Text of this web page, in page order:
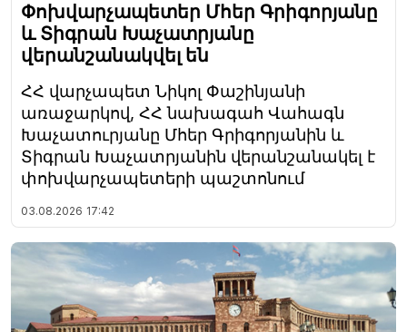
Փոխվարչապետեր Մհեր Գրիգորյանը
և Տիգրան Խաչատրյանը
վերանշանակվել են
ՀՀ վարչապետ Նիկոլ Փաշինյանի
առաջարկով, ՀՀ նախագահ Վահագն
Խաչատուրյանը Մհեր Գրիգորյանին և
Տիգրան Խաչատրյանին վերանշանակել է
փոխվարչապետերի պաշտոնում
03.08.2026 17:42